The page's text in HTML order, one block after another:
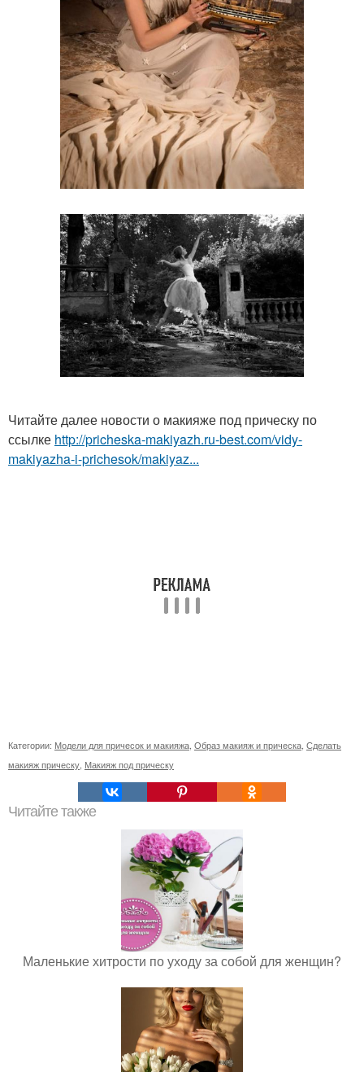
Читайте далее новости о макияже под прическу по
ссылке http://pricheska-makiyazh.ru-best.com/vidy-
makiyazha-i-prichesok/makiyaz...
Категории: Модели для причесок и макияжа Образ макияж и прическа Сделать
макияж прическу Макияж под прическу
Читайте также
Маленькие хитрости по уходу за собой для женщин?